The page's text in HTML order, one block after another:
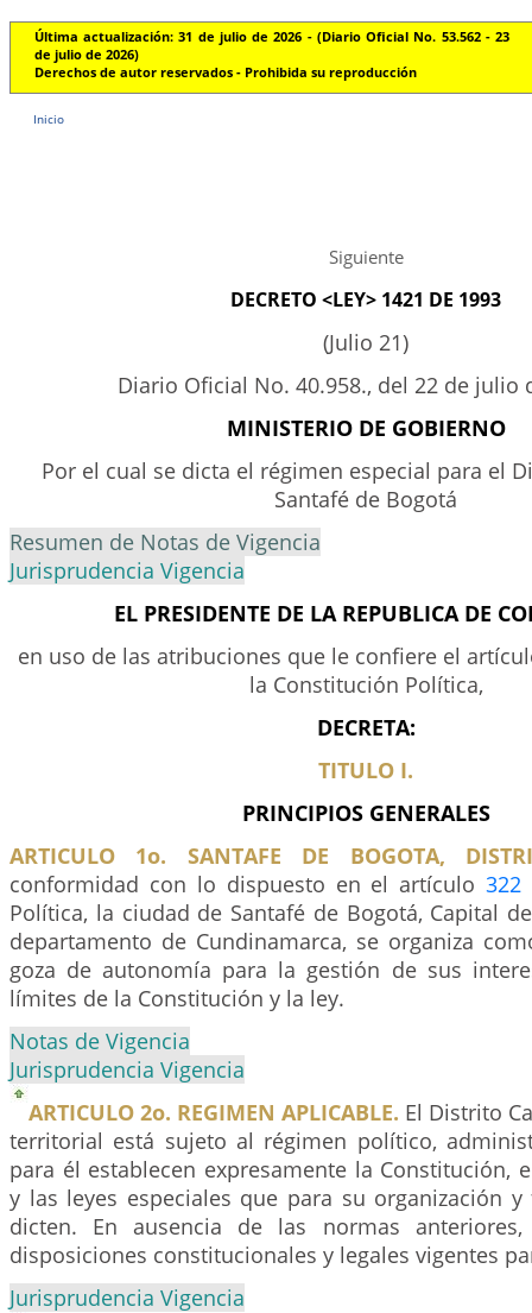
Última actualización: 31 de julio de 2026 - (Diario Oficial No. 53.562 - 23
de julio de 2026)
Derechos de autor reservados - Prohibida su reproducción
Inicio
Siguiente
DECRETO <LEY> 1421 DE 1993
(Julio 21)
Diario Oficial No. 40.958., del 22 de
MINISTERIO DE GOBIERNO
Por el cual se dicta el régimen especial para el
Santafé de Bogotá
Resumen de Notas de Vigencia
Jurisprudencia Vigencia
EL PRESIDENTE DE LA REPUBLICA DE
en uso de las atribuciones que le confiere el
la Constitución Política,
DECRETA:
TITULO I.
PRINCIPIOS GENERALES
ARTICULO 1o. SANTAFE DE BOGOTA,
conformidad con lo dispuesto en el artículo322
Política, la ciudad de Santafé de Bogotá, Capital
departamento de Cundinamarca, se organiza
goza de autonomía para la gestión de sus
límites de la Constitución y la ley.
Notas de Vigencia
Jurisprudencia Vigencia
ARTICULO 2o. REGIMEN APLICABLE. El Distrito
territorial está sujeto al régimen político,
para él establecen expresamente la Constitución,
y las leyes especiales que para su organización
dicten. En ausencia de las normas
disposiciones constitucionales y legales vigentes
Jurisprudencia Vigencia